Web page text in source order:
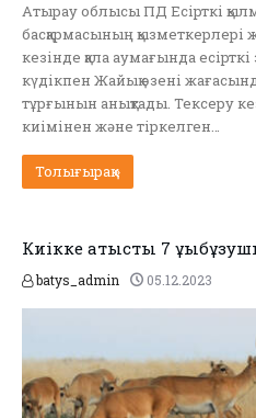
Атырау облысы ПД Есірткі
басқармасының қызметкерлері
кезінде қала аумағында
күдікпен Жайық өзені
тұрғынын анықтады. Тексеру
киімінен және тіркелген…
Толығырақ »
Киікке қатысты 7
batys_admin 05.12.2023